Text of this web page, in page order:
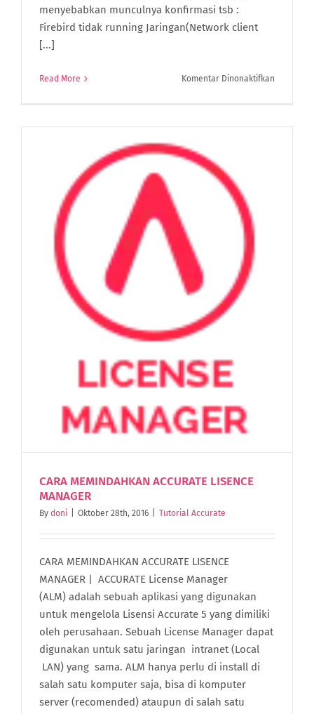
menyebabkan munculnya konfirmasi tsb :
Firebird tidak running Jaringan(Network client
[...]
Read More Komentar Dinonaktifkan
CARA MEMINDAHKAN ACCURATE LISENCE
MANAGER
By doni Oktober 28th, 2016 Tutorial Accurate
CARA MEMINDAHKAN ACCURATE LISENCE
MANAGER | ACCURATE License Manager
(ALM) adalah sebuah aplikasi yang digunakan
untuk mengelola Lisensi Accurate 5 yang dimiliki
oleh perusahaan. Sebuah License Manager dapat
digunakan untuk satu jaringan intranet (Local
LAN) yang sama. ALM hanya perlu di install di
salah satu komputer saja, bisa di komputer
server (recomended) ataupun di salah satu